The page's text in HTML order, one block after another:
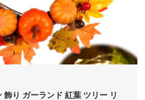
飾り ガーランド 紅葉 ツリー リ